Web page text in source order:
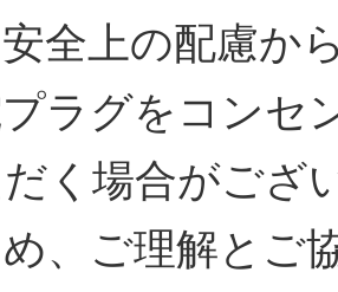
全上の配慮か
ラグをコンセ
く場合がござ
、ご理解とご